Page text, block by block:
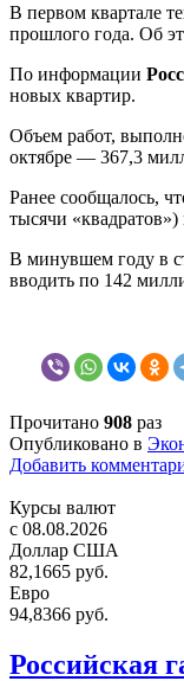
В первом квартале
прошлого года. Об
По информации
новых квартир.
Объем работ,
октябре — 367,3
Ранее сообщалось,
тысячи «квадратов»)
В минувшем году в
вводить по 142
Прочитано 908 раз
Опубликовано в
Добавить
Курсы валют
c 08.08.2026
Доллар США
82,1665 руб.
Евро
94,8366 руб.
Российская